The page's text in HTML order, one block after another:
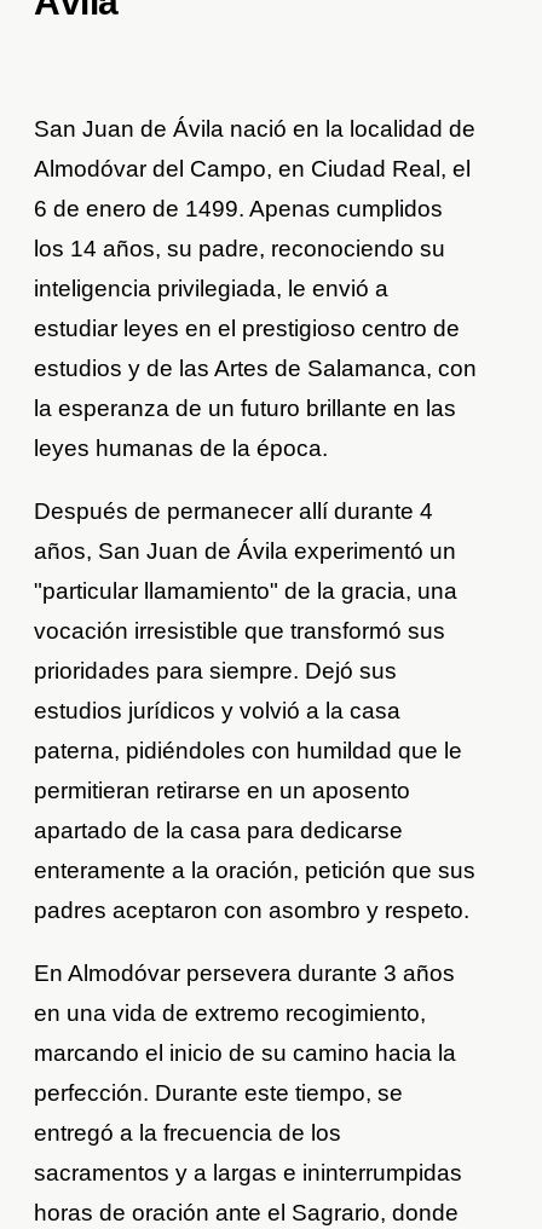
San Juan de Ávila nació en la localidad de
Almodóvar del Campo, en Ciudad Real, el
6 de enero de 1499. Apenas cumplidos
los 14 años, su padre, reconociendo su
inteligencia privilegiada, le envió a
estudiar leyes en el prestigioso centro de
estudios y de las Artes de Salamanca, con
la esperanza de un futuro brillante en las
leyes humanas de la época.
Después de permanecer allí durante 4
años, San Juan de Ávila experimentó un
"particular llamamiento" de la gracia, una
vocación irresistible que transformó sus
prioridades para siempre. Dejó sus
estudios jurídicos y volvió a la casa
paterna, pidiéndoles con humildad que le
permitieran retirarse en un aposento
apartado de la casa para dedicarse
enteramente a la oración, petición que sus
padres aceptaron con asombro y respeto.
En Almodóvar persevera durante 3 años
en una vida de extremo recogimiento,
marcando el inicio de su camino hacia la
perfección. Durante este tiempo, se
entregó a la frecuencia de los
sacramentos y a largas e ininterrumpidas
horas de oración ante el Sagrario, donde